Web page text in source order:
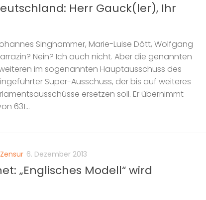
Herr Gauck(ler), Ihr
Singhammer, Marie-Luise Dött, Wolfgang
Nein? Ich auch nicht. Aber die genannten
im sogenannten Hauptausschuss des
Super-Ausschuss, der bis auf weiteres
ersetzen soll. Er übernimmt
631...
Zensur 6. Dezember 2013
„Englisches Modell“ wird